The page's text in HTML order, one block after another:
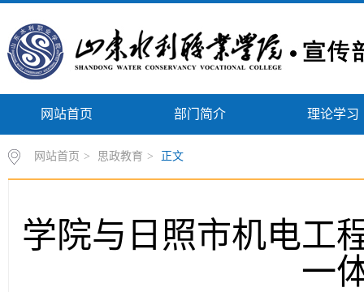
网站首页 部门简介 理论学习
网站首页 > 思政教育 > 正文
学院与日照市机电工
一